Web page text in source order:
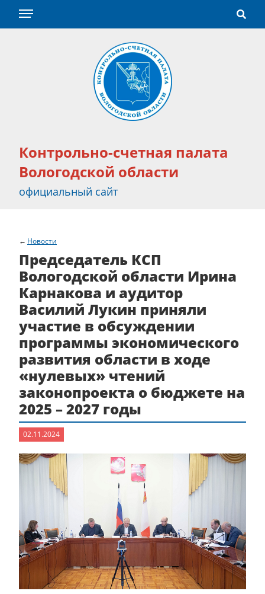
Контрольно-счетная палата
Вологодской области
официальный сайт
Новости
Председатель КСП
Вологодской области Ирина
Карнакова и аудитор
Василий Лукин приняли
участие в обсуждении
программы экономического
развития области в ходе
«нулевых» чтений
законопроекта о бюджете на
2025 – 2027 годы
02.11.2024